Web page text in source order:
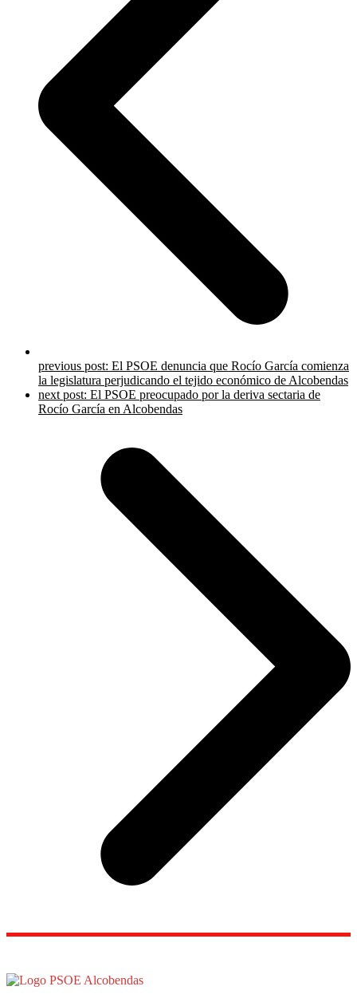
previous post: El PSOE denuncia que Rocío García comienza
la legislatura perjudicando el tejido económico de Alcobendas
next post: El PSOE preocupado por la deriva sectaria de
Rocío García en Alcobendas